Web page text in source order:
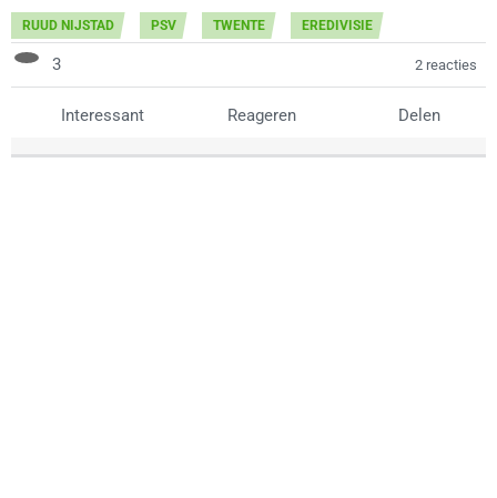
RUUD NIJSTAD PSV TWENTE EREDIVISIE
3 2 reacties
Interessant Reageren Delen